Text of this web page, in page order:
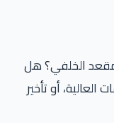
الخلفي؟ هل
أو تأخير